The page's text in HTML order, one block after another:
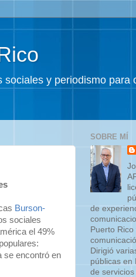
y periodismo para
Burson-
sociales
el 49%
se encontró en
SOBRE MÍ
de
Puerto
Dirigió
públicas en
de